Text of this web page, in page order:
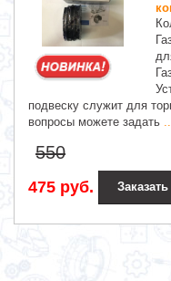
подвеску служит для
вопросы можете задать
550
475 руб. Заказать